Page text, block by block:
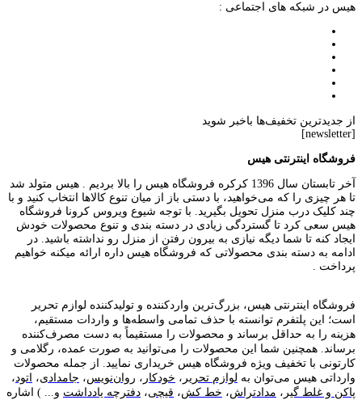
هیس در شبکه های اجتماعی :
از جدیدترین تخفیف‌ها باخبر شوید
[newsletter]
فروشگاه اینترنتی هیس
آخر تابستان سال 1396 کرکره فروشگاه هیس را بالا بردیم . هیس متولد شد
تا هر چیزی را که می‌خواهید، با دستی باز از میان تنوع کالاها انتخاب کنید و با
چند کلیک درب منزل تحویل بگیرید. با توجه شیوع ویروس کرونا فروشگاه
هیس سعی کرد تا گستردگی زیادی در دسته بندی و تنوع محصولات خودش
ایجاد کنه تا شما دیگه نیازی به بیرون رفتن از منزل رو نداشته باشید. در
ادامه به دسته بندی محصولاتی که فروشگاه هیس داره ارائه میکنه خواهیم
پرداخت .
فروشگاه اینترنتی هیس، بزرگ‌ترین وارد‌کننده و تولید‌کننده لوازم تحریر
است؛ این پلتفرم توانسته با حذف تمامی واسطه‌ها و واردات مستقیم،
هزینه را به حداقل برساند و محصولات را مستقیماً به دست مصرف‌کننده
برساند. همچنین شما این محصولات را می‌توانید به صورت عمده، رگلامی و
کارتونی با تخفیف ویژه فروشگاه هیس خریداری نمایید. از جمله محصولات
وارداتی هیس می‌توان به لوازم تحریر ، خودکار ، روان‌نویس، جامدادی، اتود،
پاکن و غلط گیر ، مدادتراش، خط کش، قیچی، دفترچه یادداشت و... ) اشاره